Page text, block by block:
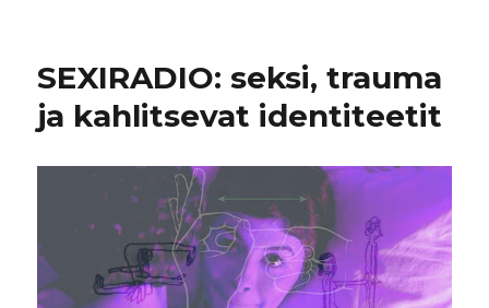
SEXIRADIO: seksi, trauma
ja kahlitsevat identiteetit